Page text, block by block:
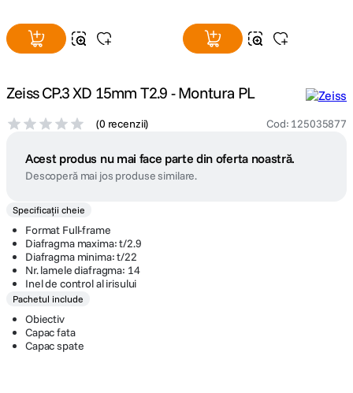
Zeiss CP.3 XD 15mm T2.9 - Montura PL
(0 recenzii) Cod: 125035877
Acest produs nu mai face parte din oferta noastră.
Descoperă mai jos produse similare.
Specificații cheie
Format Full-frame
Diafragma maxima: t/2.9
Diafragma minima: t/22
Nr. lamele diafragma: 14
Inel de control al irisului
Pachetul include
Obiectiv
Capac fata
Capac spate